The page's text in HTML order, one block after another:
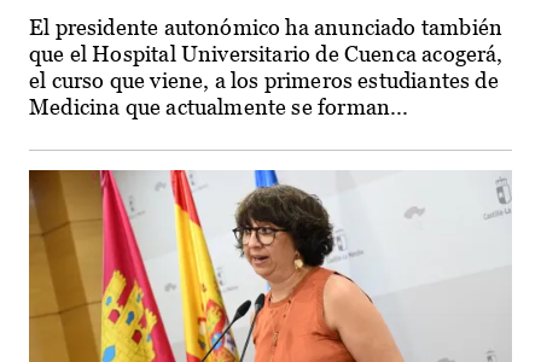
El presidente autonómico ha anunciado también
que el Hospital Universitario de Cuenca acogerá,
el curso que viene, a los primeros estudiantes de
Medicina que actualmente se forman...